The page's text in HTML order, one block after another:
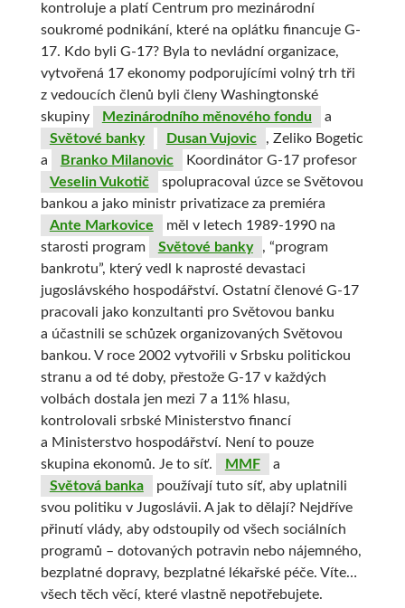
kontroluje a platí Centrum pro mezinárodní
soukromé podnikání, které na oplátku financuje G-
17. Kdo byli G-17? Byla to nevládní organizace,
vytvořená 17 ekonomy podporujícími volný trh tři
z vedoucích členů byli členy Washingtonské
skupiny
Mezinárodního měnového fondu
a
Světové banky
Dusan Vujovic
, Zeliko Bogetic
a
Branko Milanovic
Koordinátor G-17 profesor
Veselin Vukotič
spolupracoval úzce se Světovou
bankou a jako ministr privatizace za premiéra
Ante Markovice
měl v letech 1989-1990 na
starosti program
Světové banky
, “program
bankrotu”, který vedl k naprosté devastaci
jugoslávského hospodářství. Ostatní členové G-17
pracovali jako konzultanti pro Světovou banku
a účastnili se schůzek organizovaných Světovou
bankou. V roce 2002 vytvořili v Srbsku politickou
stranu a od té doby, přestože G-17 v každých
volbách dostala jen mezi 7 a 11% hlasu,
kontrolovali srbské Ministerstvo financí
a Ministerstvo hospodářství. Není to pouze
skupina ekonomů. Je to síť.
MMF
a
Světová banka
používají tuto síť, aby uplatnili
svou politiku v Jugoslávii. A jak to dělají? Nejdříve
přinutí vlády, aby odstoupily od všech sociálních
programů – dotovaných potravin nebo nájemného,
bezplatné dopravy, bezplatné lékařské péče. Víte…
všech těch věcí, které vlastně nepotřebujete.